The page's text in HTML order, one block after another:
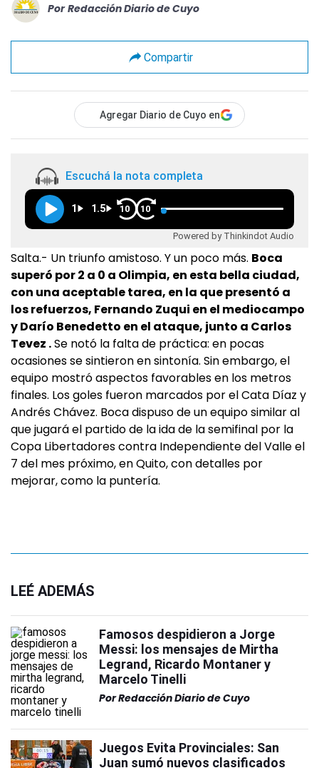
Por Redacción Diario de Cuyo
Compartir
Agregar Diario de Cuyo en
Escuchá la nota completa
1 1.5 10 10
Powered by Thinkindot Audio
Salta.- Un triunfo amistoso. Y un poco más. Boca
superó por 2 a 0 a Olimpia, en esta bella ciudad,
con una aceptable tarea, en la que presentó a
los refuerzos, Fernando Zuqui en el mediocampo
y Darío Benedetto en el ataque, junto a Carlos
Tevez .Se notó la falta de práctica: en pocas
ocasiones se sintieron en sintonía. Sin embargo, el
equipo mostró aspectos favorables en los metros
finales. Los goles fueron marcados por el Cata Díaz y
Andrés Chávez. Boca dispuso de un equipo similar al
que jugará el partido de la ida de la semifinal por la
Copa Libertadores contra Independiente del Valle el
7 del mes próximo, en Quito, con detalles por
mejorar, como la puntería.
LEÉ ADEMÁS
Famosos despidieron a Jorge
Messi: los mensajes de Mirtha
Legrand, Ricardo Montaner y
Marcelo Tinelli
PorRedacción Diario de Cuyo
Juegos Evita Provinciales: San
Juan sumó nuevos clasificados